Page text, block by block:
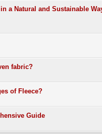
a Natural and Sustainable
fabric?
5
of Fleece?
5
Guide
5